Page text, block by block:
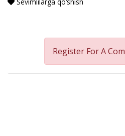
Register For A